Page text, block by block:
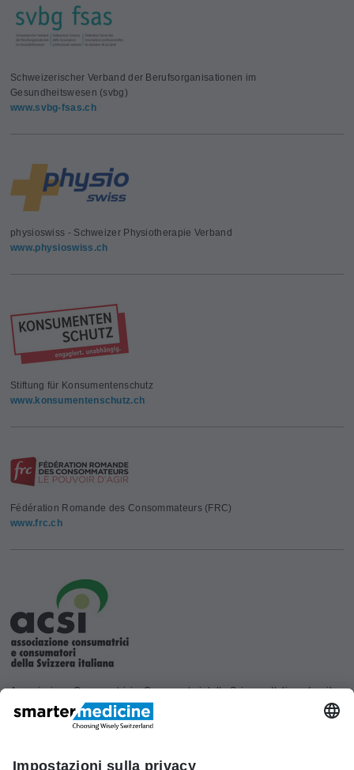
Schweizerischer Verband der Berufsorganisationen im
Gesundheitswesen (svbg)
www.svbg-fsas.ch
physioswiss - Schweizer Physiotherapie Verband
www.physioswiss.ch
Stiftung für Konsumentenschutz
www.konsumentenschutz.ch
Fédération Romande des Consommateurs (FRC)
www.frc.ch
Associazione Consumatrici e Consumatori della Svizzera Italiana (acsi)
www.acsi.ch